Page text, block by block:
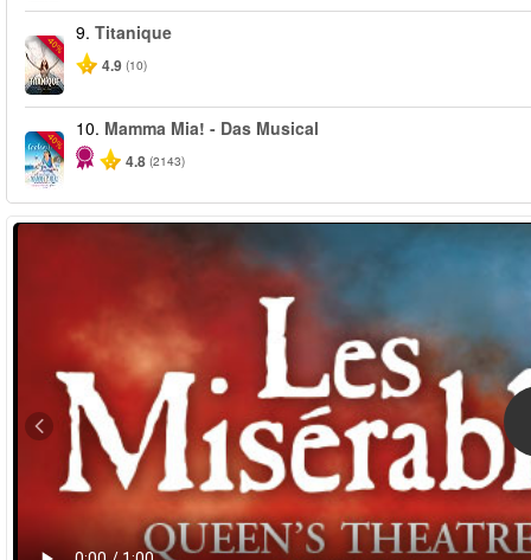
-40%
9. Titanique
4.9 (10)
-40%
10. Mamma Mia! - Das Musical
4.8 (2143)